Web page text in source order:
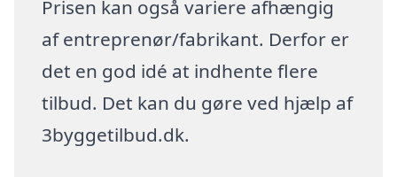
Prisen kan også variere afhængig
af entreprenør/fabrikant. Derfor er
det en god idé at indhente flere
tilbud. Det kan du gøre ved hjælp af
3byggetilbud.dk.